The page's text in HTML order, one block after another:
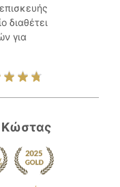
διαθέτει
για
Κώστας